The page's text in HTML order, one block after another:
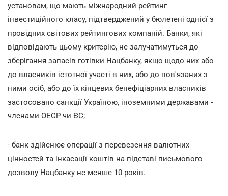
установам, що мають міжнародний рейтинг
інвестиційного класу, підтверджений у бюлетені однієї з
провідних світових рейтингових компаній. Банки, які
відповідають цьому критерію, не залучатимуться до
зберігання запасів готівки Нацбанку, якщо щодо них або
до власників істотної участі в них, або до пов'язаних з
ними осіб, або до їх кінцевих бенефіціарних власників
застосовано санкції Україною, іноземними державами -
членами ОЕСР чи ЄС;
- банк здійснює операції з перевезення валютних
цінностей та інкасації коштів на підставі письмового
дозволу Нацбанку не менше 10 років.